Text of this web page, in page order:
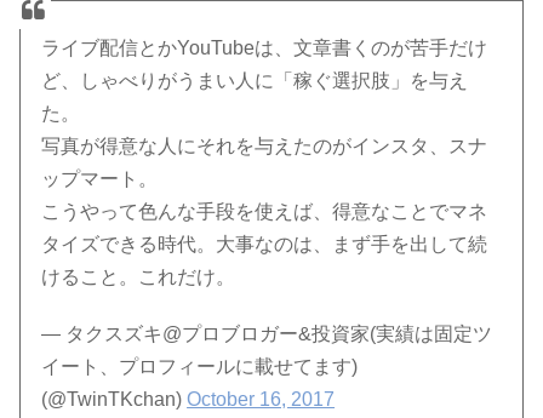
ライブ配信とかYouTubeは、文章書くのが苦手だけ
ど、しゃべりがうまい人に「稼ぐ選択肢」を与え
た。
写真が得意な人にそれを与えたのがインスタ、スナ
ップマート。
こうやって色んな手段を使えば、得意なことでマネ
タイズできる時代。大事なのは、まず手を出して続
けること。これだけ。
— タクスズキ@プロブロガー&投資家(実績は固定ツ
イート、プロフィールに載せてます)
(@TwinTKchan)October 16, 2017